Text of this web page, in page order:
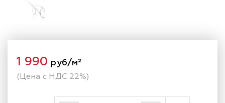
1 990 руб/м²
(Цена с НДС 22%)